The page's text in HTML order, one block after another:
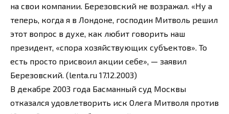
на свои компании. Березовский не возражал. «Ну а
теперь, когда я в Лондоне, господин Митволь решил
этот вопрос в духе, как любит говорить наш
президент, «спора хозяйствующих субъектов». То
есть просто присвоил акции себе», — заявил
Березовский. (lenta.ru 17.12.2003)
В декабре 2003 года Басманный суд Москвы
отказался удовлетворить иск Олега Митволя против